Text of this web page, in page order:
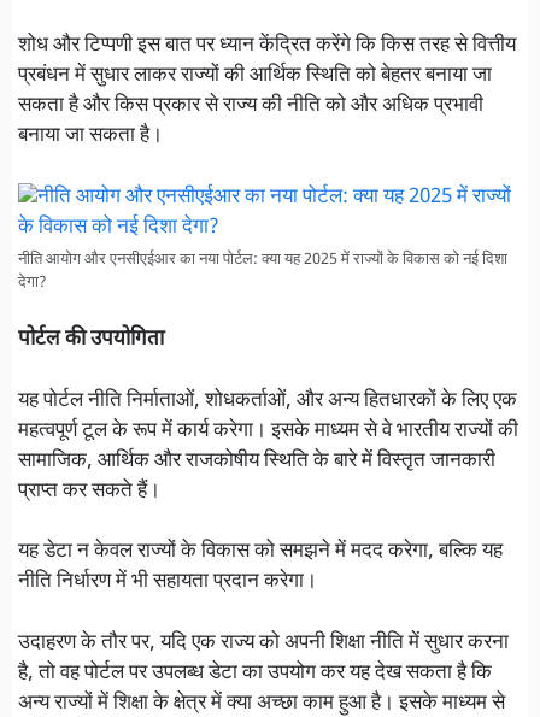
शोध और टिप्पणी इस बात पर ध्यान केंद्रित करेंगे कि किस तरह से वित्तीय
प्रबंधन में सुधार लाकर राज्यों की आर्थिक स्थिति को बेहतर बनाया जा
सकता है और किस प्रकार से राज्य की नीति को और अधिक प्रभावी
बनाया जा सकता है।
नीति आयोग और एनसीएईआर का नया पोर्टल: क्या यह 2025 में राज्यों के विकास को नई दिशा
देगा?
पोर्टल की उपयोगिता
यह पोर्टल नीति निर्माताओं, शोधकर्ताओं, और अन्य हितधारकों के लिए एक
महत्वपूर्ण टूल के रूप में कार्य करेगा। इसके माध्यम से वे भारतीय राज्यों की
सामाजिक, आर्थिक और राजकोषीय स्थिति के बारे में विस्तृत जानकारी
प्राप्त कर सकते हैं।
यह डेटा न केवल राज्यों के विकास को समझने में मदद करेगा, बल्कि यह
नीति निर्धारण में भी सहायता प्रदान करेगा।
उदाहरण के तौर पर, यदि एक राज्य को अपनी शिक्षा नीति में सुधार करना
है, तो वह पोर्टल पर उपलब्ध डेटा का उपयोग कर यह देख सकता है कि
अन्य राज्यों में शिक्षा के क्षेत्र में क्या अच्छा काम हुआ है। इसके माध्यम से